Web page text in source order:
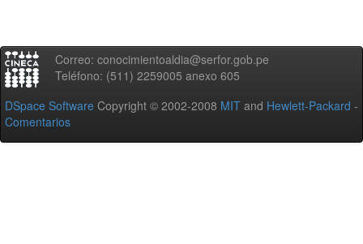
Correo: conocimientoaldia@serfor.gob.pe
Teléfono: (511) 2259005 anexo 605
DSpace Software Copyright © 2002-2008 MIT and Hewlett-Packard -
Comentarios